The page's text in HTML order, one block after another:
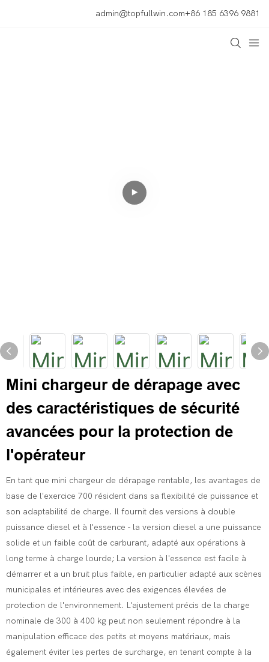
admin@topfullwin.com+86 185 6396 9881
Mini chargeur de dérapage avec
des caractéristiques de sécurité
avancées pour la protection de
l'opérateur
En tant que mini chargeur de dérapage rentable, les avantages de
base de l'exercice 700 résident dans sa flexibilité de puissance et
son adaptabilité de charge. Il fournit des versions à double
puissance diesel et à l'essence - la version diesel a une puissance
solide et un faible coût de carburant, adapté aux opérations à
long terme à charge lourde; La version à l'essence est facile à
démarrer et a un bruit plus faible, en particulier adapté aux scènes
municipales et intérieures avec des exigences élevées de
protection de l'environnement. L'ajustement précis de la charge
nominale de 300 à 400 kg peut non seulement répondre à la
manipulation efficace des petits et moyens matériaux, mais
également éviter les pertes de surcharge, en tenant compte à la